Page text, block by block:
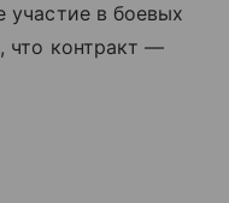
участие в боевых
что контракт —